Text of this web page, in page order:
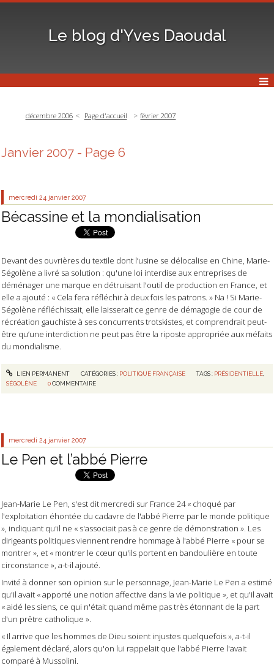
Le blog d'Yves Daoudal
décembre 2006 Page d'accueil février 2007
Janvier 2007 - Page 6
mercredi 24 janvier 2007
Bécassine et la mondialisation
Devant des ouvrières du textile dont l’usine se délocalise en Chine, Marie-
Ségolène a livré sa solution : qu'une loi interdise aux entreprises de
déménager une marque en détruisant l'outil de production en France, et
elle a ajouté : « Cela fera réfléchir à deux fois les patrons. » Na ! Si Marie-
Ségolène réfléchissait, elle laisserait ce genre de démagogie de cour de
récréation gauchiste à ses concurrents trotskistes, et comprendrait peut-
être qu’une interdiction ne peut pas être la riposte appropriée aux méfaits
du mondialisme.
LIEN PERMANENT CATÉGORIES : POLITIQUE FRANÇAISE TAGS : PRÉSIDENTIELLE
SÉGOLÈNE
0 COMMENTAIRE
mercredi 24 janvier 2007
Le Pen et l’abbé Pierre
Jean-Marie Le Pen, s'est dit mercredi sur France 24 « choqué par
l'exploitation éhontée du cadavre de l'abbé Pierre par le monde politique
», indiquant qu'il ne « s'associait pas à ce genre de démonstration ». Les
dirigeants politiques viennent rendre hommage à l'abbé Pierre « pour se
montrer », et « montrer le cœur qu'ils portent en bandoulière en toute
circonstance », a-t-il ajouté.
Invité à donner son opinion sur le personnage, Jean-Marie Le Pen a estimé
qu'il avait « apporté une notion affective dans la vie politique », et qu'il avait
« aidé les siens, ce qui n'était quand même pas très étonnant de la part
d'un prêtre catholique ».
« Il arrive que les hommes de Dieu soient injustes quelquefois », a-t-il
également déclaré, alors qu'on lui rappelait que l'abbé Pierre l'avait
comparé à Mussolini.